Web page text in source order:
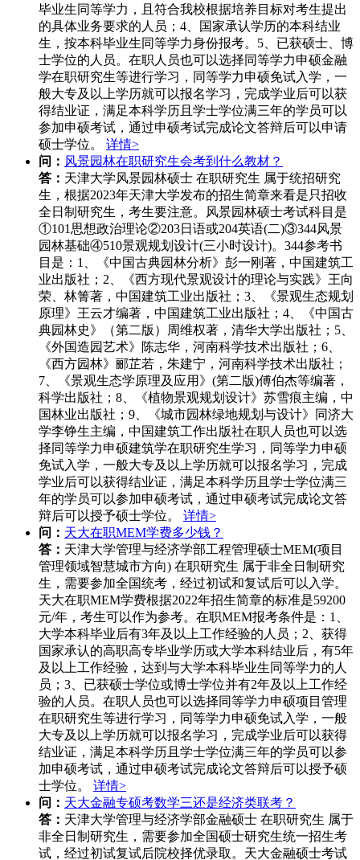
毕业生同等学力，且符合我校根据培养目标对考生提出
的具体业务要求的人员；4、国家承认学历的本科结业
生，按本科毕业生同等学力身份报考。5、已获硕士、博
士学位的人员。在职人员也可以选择同等学力申硕金融
学在职研究生等进行学习，同等学力申硕免试入学，一
般大专及以上学历就可以报名学习，完成学业后可以获
得结业证，满足本科学历且学士学位满三年的学员可以
参加申硕考试，通过申硕考试完成论文答辩后可以申请
硕士学位。 详情>
问： 风景园林在职研究生会考到什么教材？
答： 天津大学风景园林硕士 在职研究生 属于统招研究
生，根据2023年天津大学发布的招生简章来看是只招收
全日制研究生，考生要注意。风景园林硕士考试科目是
①101思想政治理论②203日语或204英语(二)③344风景
园林基础④510景观规划设计(三小时设计)。344参考书
目是：1、《中国古典园林分析》彭一刚著，中国建筑工
业出版社；2、《西方现代景观设计的理论与实践》王向
荣、林箐著，中国建筑工业出版社；3、《景观生态规划
原理》王云才编著，中国建筑工业出版社；4、《中国古
典园林史》（第二版）周维权著，清华大学出版社；5、
《外国造园艺术》陈志华，河南科学技术出版社；6、
《西方园林》郦芷若，朱建宁，河南科学技术出版社；
7、《景观生态学原理及应用》(第二版)傅伯杰等编著，
科学出版社；8、《植物景观规划设计》苏雪痕主编，中
国林业出版社；9、《城市园林绿地规划与设计》同济大
学李铮生主编，中国建筑工作出版社在职人员也可以选
择同等学力申硕建筑学在职研究生学习，同等学力申硕
免试入学，一般大专及以上学历就可以报名学习，完成
学业后可以获得结业证，满足本科学历且学士学位满三
年的学员可以参加申硕考试，通过申硕考试完成论文答
辩后可以授予硕士学位。 详情>
问： 天大在职MEM学费多少钱？
答： 天津大学管理与经济学部工程管理硕士MEM(项目
管理领域智慧城市方向) 在职研究生 属于非全日制研究
生，需要参加全国统考，经过初试和复试后可以入学。
天大在职MEM学费根据2022年招生简章的标准是59200
元/年，考生可以作为参考。在职MEM报考条件是：1、
大学本科毕业后有3年及以上工作经验的人员；2、获得
国家承认的高职高专毕业学历或大学本科结业后，有5年
及以上工作经验，达到与大学本科毕业生同等学力的人
员；3、已获硕士学位或博士学位并有2年及以上工作经
验的人员。在职人员也可以选择同等学力申硕项目管理
在职研究生等进行学习，同等学力申硕免试入学，一般
大专及以上学历就可以报名学习，完成学业后可以获得
结业证，满足本科学历且学士学位满三年的学员可以参
加申硕考试，通过申硕考试完成论文答辩后可以授予硕
士学位。 详情>
问： 天大金融专硕考数学三还是经济类联考？
答： 天津大学管理与经济学部金融硕士 在职研究生 属于
非全日制研究生，需要参加全国硕士研究生统一招生考
试，经过初试复试后院校择优录取。天大金融硕士考试